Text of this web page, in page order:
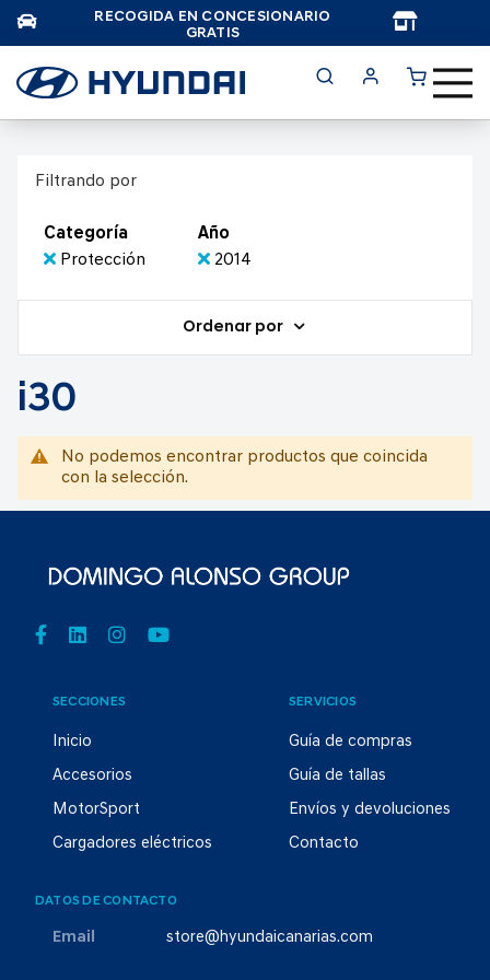
RECOGIDA EN CONCESIONARIO
GRATIS
Filtrando por
Categoría
Protección
Año
2014
Ordenar por
i30
No podemos encontrar productos que coincida
con la selección.
SECCIONES
Inicio
Accesorios
MotorSport
Cargadores eléctricos
SERVICIOS
Guía de compras
Guía de tallas
Envíos y devoluciones
Contacto
DATOS DE CONTACTO
Email store@hyundaicanarias.com